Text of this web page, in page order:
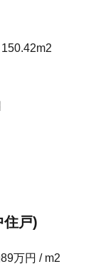
住戸)
万円 / m2